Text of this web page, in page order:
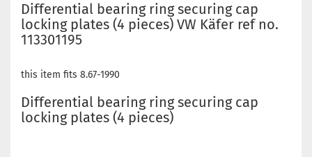
Differential bearing ring securing cap
locking plates (4 pieces) VW Käfer ref no.
113301195
this item fits 8.67-1990
Differential bearing ring securing cap
locking plates (4 pieces)